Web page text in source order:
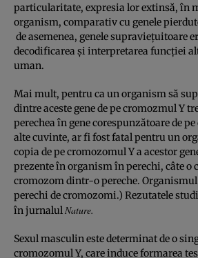
particularitate, expresia lor extinsă, în
organism, comparativ cu genele
de asemenea, genele supravieţuitoare
decodificarea şi interpretarea funcţiei
uman.
Mai mult, pentru ca un organism să
dintre aceste gene de pe cromozmul Y
perechea în gene corespunzătoare de
alte cuvinte, ar fi fost fatal pentru un
copia de pe cromozomul Y a acestor
prezente în organism în perechi, câte o
cromozom dintr-o pereche. Organismul
perechi de cromozomi.) Rezutatele
în jurnalul Nature.
Sexul masculin este determinat de o
cromozomul Y, care induce formarea